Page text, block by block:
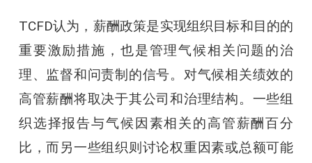
TCFD认为，薪酬政策是实现组织目标和目的的
重要激励措施，也是管理气候相关问题的治
理、监督和问责制的信号。对气候相关绩效的
高管薪酬将取决于其公司和治理结构。一些组
织选择报告与气候因素相关的高管薪酬百分
比，而另一些组织则讨论权重因素或总额可能